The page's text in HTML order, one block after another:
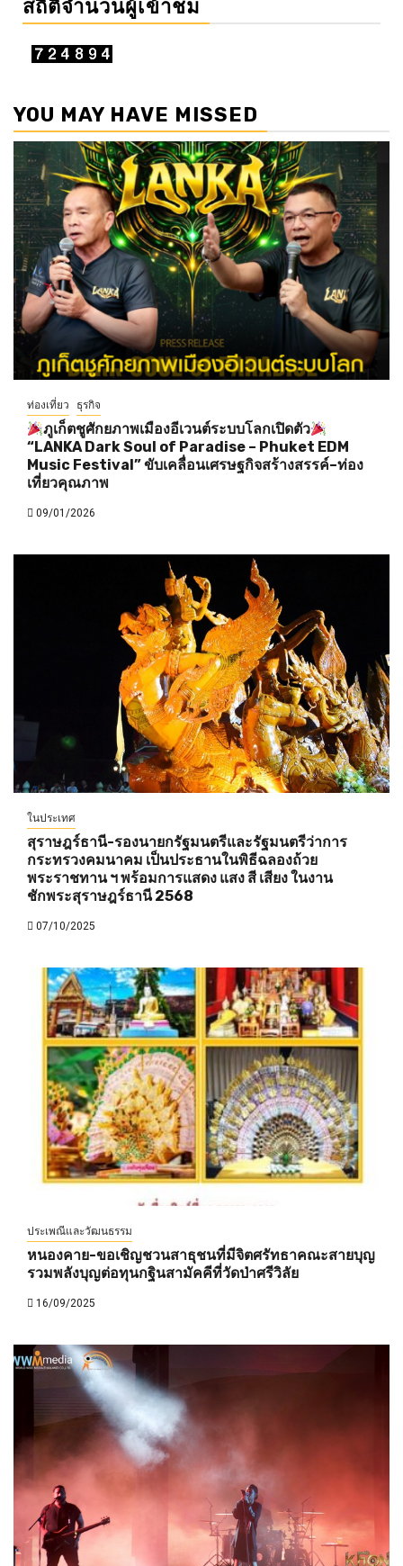
สถิติจำนวนผู้เข้าชม
YOU MAY HAVE MISSED
ท่องเที่ยว ธุรกิจ
ภูเก็ตชูศักยภาพเมืองอีเวนต์ระบบโลกเปิดตัว
“LANKA Dark Soul of Paradise – Phuket EDM
Music Festival” ขับเคลื่อนเศรษฐกิจสร้างสรรค์–ท่อง
เที่ยวคุณภาพ
09/01/2026
ในประเทศ
สุราษฎร์ธานี-รองนายกรัฐมนตรีและรัฐมนตรีว่าการ
กระทรวงคมนาคม เป็นประธานในพิธีฉลองถ้วย
พระราชทาน ฯ พร้อมการแสดง แสง สี เสียง ในงาน
ชักพระสุราษฎร์ธานี 2568
07/10/2025
ประเพณีและวัฒนธรรม
หนองคาย-ขอเชิญชวนสาธุชนที่มีจิตศรัทธาคณะสายบุญ
รวมพลังบุญต่อทุนกฐินสามัคคีที่วัดป่าศรีวิลัย
16/09/2025